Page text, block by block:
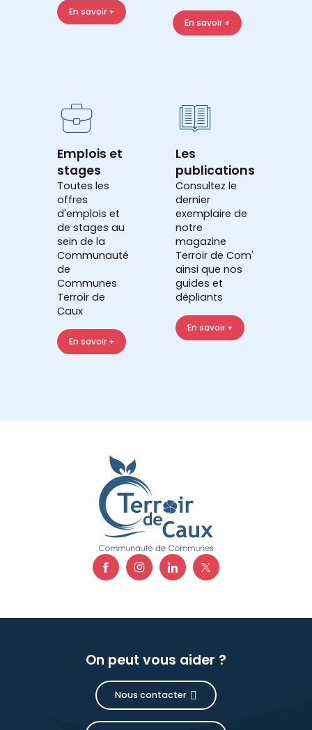
En savoir +
En savoir +
Emplois et
stages
Toutes les
offres
d'emplois et
de stages au
sein de la
Communauté
de
Communes
Terroir de
Caux
En savoir +
Les
publications
Consultez le
dernier
exemplaire de
notre
magazine
Terroir de Com'
ainsi que nos
guides et
dépliants
En savoir +
On peut vous aider ?
Nous contacter